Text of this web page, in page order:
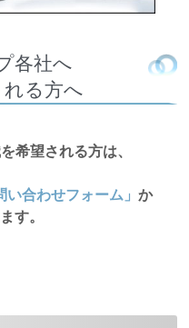
各社へ
れる方へ
希望される方は、
い合わせフォーム」 か
す。